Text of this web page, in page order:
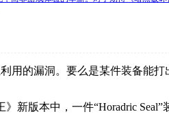
用的漏洞。要么是某件装备能打
新版本中，一件“Horadric